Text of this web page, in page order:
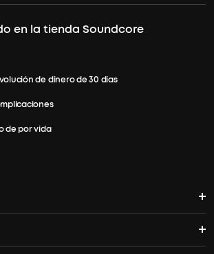
en la tienda Soundcore
de dinero de 30 días
de por vida